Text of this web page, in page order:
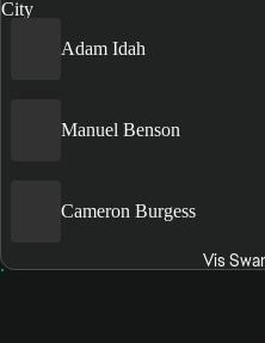
Adam Idah
Manuel Benson
Cameron Burgess
Vis